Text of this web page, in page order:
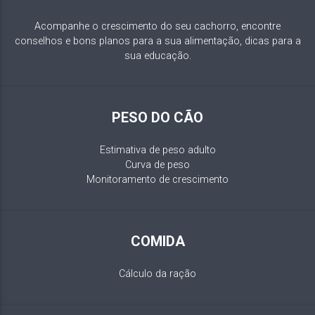
Acompanhe o crescimento do seu cachorro, encontre
conselhos e bons planos para a sua alimentação, dicas para a
sua educação.
PESO DO CÃO
Estimativa de peso adulto
Curva de peso
Monitoramento de crescimento
COMIDA
Cálculo da ração